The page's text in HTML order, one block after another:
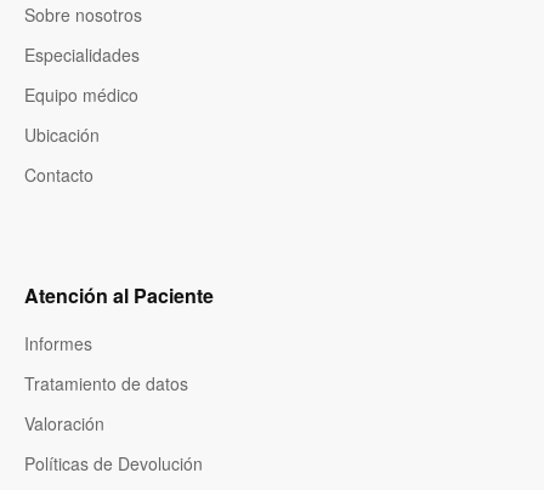
Sobre nosotros
Especialidades
Equipo médico
Ubicación
Contacto
Atención al Paciente
Informes
Tratamiento de datos
Valoración
Políticas de Devolución